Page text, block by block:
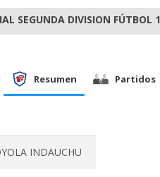
SEGUNDA DIVISION
Resumen Partidos
INDAUCHU